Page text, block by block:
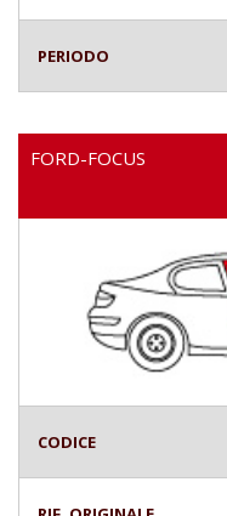
PERIODO
FORD-FOCUS
CODICE